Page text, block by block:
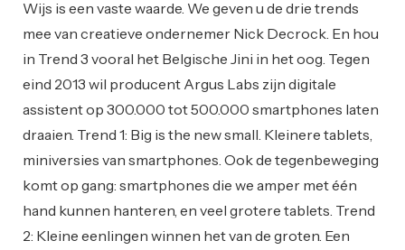
Wijs is een vaste waarde. We geven u de drie trends
mee van creatieve ondernemer Nick Decrock. En hou
in Trend 3 vooral het Belgische Jini in het oog. Tegen
eind 2013 wil producent Argus Labs zijn digitale
assistent op 300.000 tot 500.000 smartphones laten
draaien. Trend 1: Big is the new small. Kleinere tablets,
miniversies van smartphones. Ook de tegenbeweging
komt op gang: smartphones die we amper met één
hand kunnen hanteren, en veel grotere tablets. Trend
2: Kleine eenlingen winnen het van de groten. Een